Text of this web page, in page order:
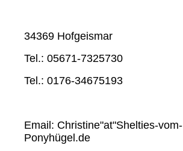
34369 Hofgeismar
Tel.: 05671-7325730
Tel.: 0176-34675193
Email: Christine"at"Shelties-vom-
Ponyhügel.de